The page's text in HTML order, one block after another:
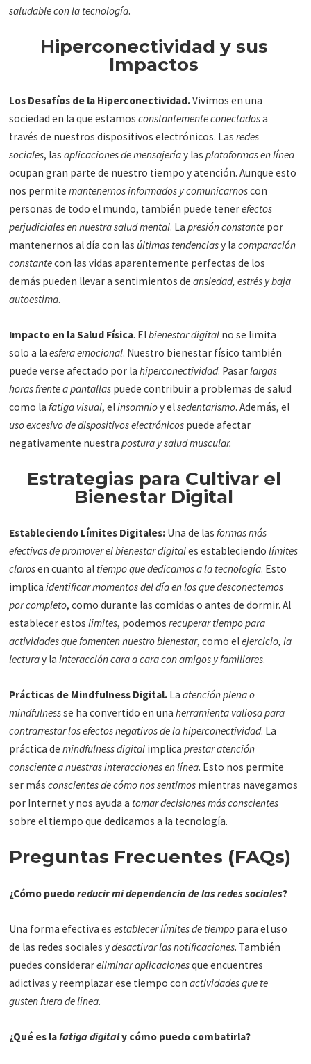
saludable con la tecnología.
Hiperconectividad y sus
Impactos
Los Desafíos de la Hiperconectividad.Vivimos en una
sociedad en la que estamosconstantemente conectadosa
través de nuestros dispositivos electrónicos. Lasredes
sociales, lasaplicaciones de mensajeríay lasplataformas en línea
ocupan gran parte de nuestro tiempo y atención. Aunque esto
nos permitemantenernos informados y comunicarnoscon
personas de todo el mundo, también puede tenerefectos
perjudiciales en nuestra salud mental. Lapresión constante por
mantenernos al día con las últimas tendenciasy lacomparación
constantecon las vidas aparentemente perfectas de los
demás pueden llevar a sentimientos deansiedad, estrés y baja
autoestima.
Impacto en la Salud Física. Elbienestar digital no se limita
solo a laesfera emocional. Nuestro bienestar físico también
puede verse afectado por lahiperconectividad. Pasarlargas
horas frente a pantallas puede contribuir a problemas de salud
como lafatiga visual, elinsomnioy elsedentarismo. Además, el
uso excesivo de dispositivos electrónicos puede afectar
negativamente nuestrapostura y salud muscular.
Estrategias para Cultivar el
Bienestar Digital
Estableciendo Límites Digitales: Una de lasformas más
efectivas de promover el bienestar digitales estableciendolímites
clarosen cuanto al tiempo que dedicamos a la tecnología. Esto
implicaidentificar momentos del día en los que desconectemos
por completo, como durante las comidas o antes de dormir. Al
establecer estoslímites, podemosrecuperar tiempo para
actividades que fomenten nuestro bienestar, como elejercicio, la
lecturay lainteracción cara a cara con amigos y familiares.
Prácticas de Mindfulness Digital. Laatención plena o
mindfulnessse ha convertido en unaherramienta valiosa para
contrarrestar los efectos negativos de la hiperconectividad. La
práctica demindfulness digital implicaprestar atención
consciente a nuestras interacciones en línea. Esto nos permite
ser másconscientes de cómo nos sentimos mientras navegamos
por Internet y nos ayuda a tomar decisiones más conscientes
sobre el tiempo que dedicamos a la tecnología.
Preguntas Frecuentes (FAQs)
¿Cómo puedoreducir mi dependencia de las redes sociales?
Una forma efectiva esestablecer límites de tiempo para el uso
de las redes sociales ydesactivar las notificaciones. También
puedes considerareliminar aplicacionesque encuentres
adictivas y reemplazar ese tiempo conactividades que te
gusten fuera de línea.
¿Qué es lafatiga digitaly cómo puedo combatirla?